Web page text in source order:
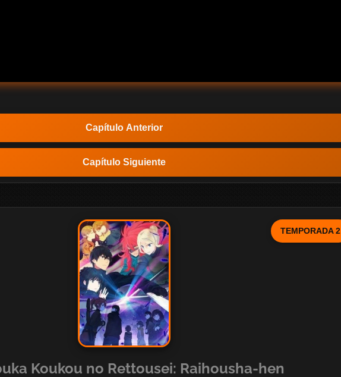
Capítulo Anterior
Capítulo Siguiente
Koukou no Rettousei: Raihousha-hen
TEMPORADA 2